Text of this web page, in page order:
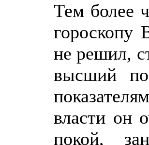
Тем более
гороскопу
не решил,
высший
власти он
покой,